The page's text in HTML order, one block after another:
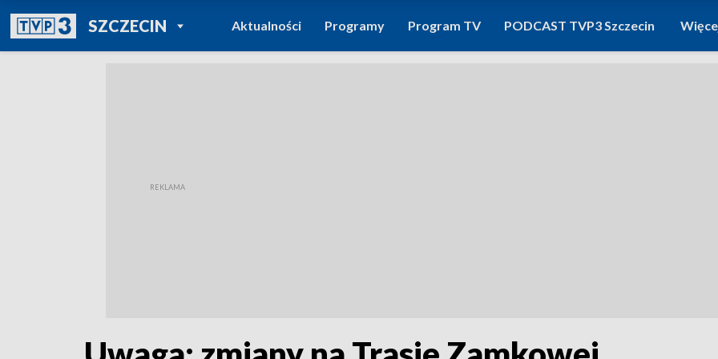
SZCZECINPOWRÓT DO
TVP REGIONY
Aktualności Programy Program TV PODCAST TVP3 Szczecin